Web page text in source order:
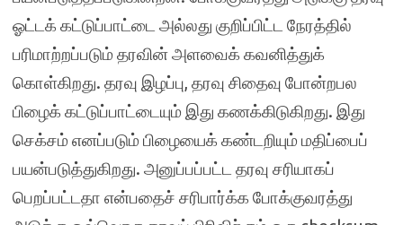
ஓட்டக் கட்டுப்பாட்டை அல்லது குறிப்பிட்ட நேரத்தில்
பரிமாற்றப்படும் தரவின் அளவைக் கவனித்துக்
கொள்கிறது. தரவு இழப்பு, தரவு சிதைவு போன்றபல
பிழைக் கட்டுப்பாட்டையும் இது கணக்கிடுகிறது. இது
செக்சம் எனப்படும் பிழையைக் கண்டறியும் மதிப்பைப்
பயன்படுத்துகிறது. அனுப்பப்பட்ட தரவு சரியாகப்
பெறப்பட்டதா என்பதைச் சரிபார்க்க போக்குவரத்து